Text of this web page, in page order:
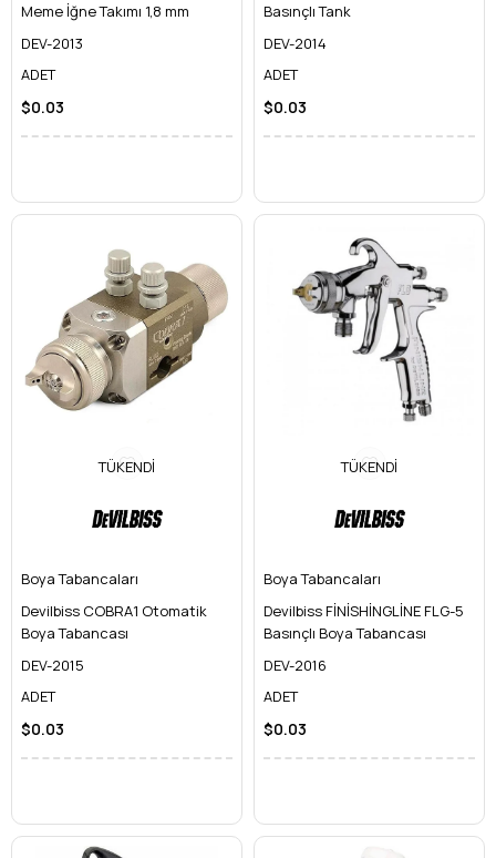
Meme İğne Takımı 1,8 mm
DEV-2013
ADET
$0.03
Basınçlı Tank
DEV-2014
ADET
$0.03
TÜKENDI
Boya Tabancaları
Devilbiss COBRA1 Otomatik
Boya Tabancası
DEV-2015
ADET
$0.03
TÜKENDI
Boya Tabancaları
Devilbiss FİNİSHİNGLİNE FLG-5
Basınçlı Boya Tabancası
DEV-2016
ADET
$0.03